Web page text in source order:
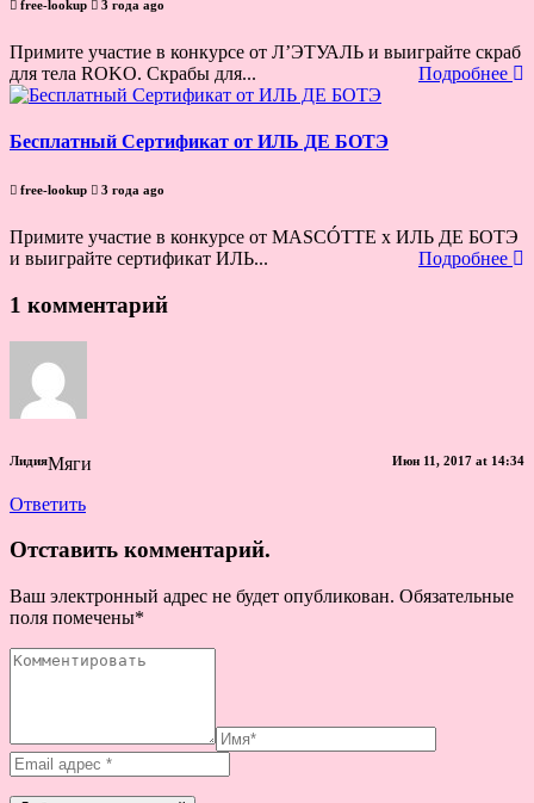
free-lookup 3 года ago
Примите участие в конкурсе от Л’ЭТУАЛЬ и выиграйте скраб
для тела ROKO. Скрабы для...
Подробнее
Бесплатный Сертификат от ИЛЬ ДЕ БОТЭ
free-lookup 3 года ago
Примите участие в конкурсе от MASCÓTTE х ИЛЬ ДЕ БОТЭ
и выиграйте сертификат ИЛЬ...
Подробнее
1 комментарий
Лидия Июн 11, 2017 at 14:34
Мяги
Ответить
Отставить комментарий.
Ваш электронный адрес не будет опубликован. Обязательные
поля помечены*